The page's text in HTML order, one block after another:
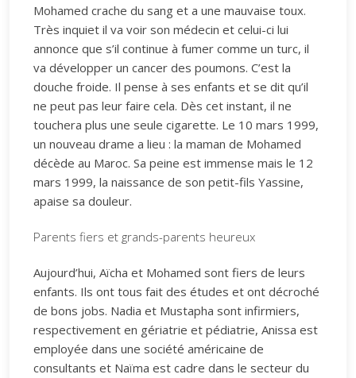
Mohamed crache du sang et a une mauvaise toux.
Très inquiet il va voir son médecin et celui-ci lui
annonce que s’il continue à fumer comme un turc, il
va développer un cancer des poumons. C’est la
douche froide. Il pense à ses enfants et se dit qu’il
ne peut pas leur faire cela. Dès cet instant, il ne
touchera plus une seule cigarette. Le 10 mars 1999,
un nouveau drame a lieu : la maman de Mohamed
décède au Maroc. Sa peine est immense mais le 12
mars 1999, la naissance de son petit-fils Yassine,
apaise sa douleur.
Parents fiers et grands-parents heureux
Aujourd’hui, Aïcha et Mohamed sont fiers de leurs
enfants. Ils ont tous fait des études et ont décroché
de bons jobs. Nadia et Mustapha sont infirmiers,
respectivement en gériatrie et pédiatrie, Anissa est
employée dans une société américaine de
consultants et Naïma est cadre dans le secteur du